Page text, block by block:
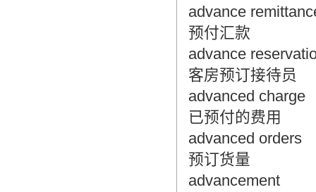
advance
预付汇款
advance
客房预订接待员
advanced charge
已预付的费用
advanced orders
预订货量
advancement